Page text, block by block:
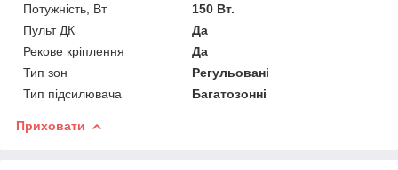
Потужність, Вт
150 Вт.
Пульт ДК
Да
Рекове кріплення
Да
Тип зон
Регульовані
Тип підсилювача
Багатозонні
Приховати